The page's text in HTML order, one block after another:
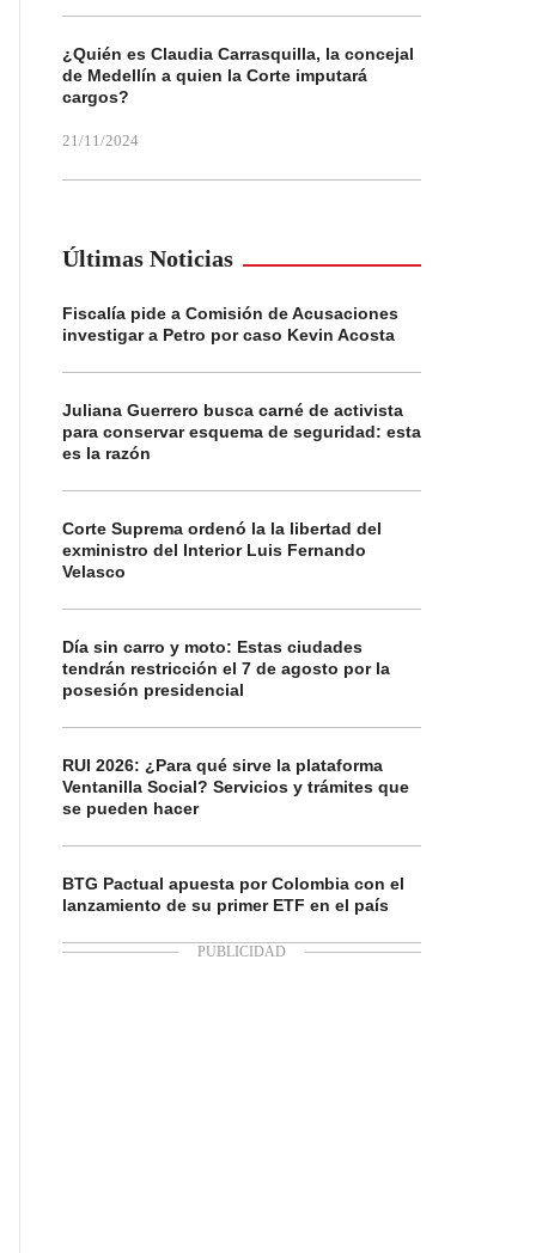
¿Quién es Claudia Carrasquilla, la concejal
de Medellín a quien la Corte imputará
cargos?
21/11/2024
Últimas Noticias
Fiscalía pide a Comisión de Acusaciones
investigar a Petro por caso Kevin Acosta
Juliana Guerrero busca carné de activista
para conservar esquema de seguridad: esta
es la razón
Corte Suprema ordenó la la libertad del
exministro del Interior Luis Fernando
Velasco
Día sin carro y moto: Estas ciudades
tendrán restricción el 7 de agosto por la
posesión presidencial
RUI 2026: ¿Para qué sirve la plataforma
Ventanilla Social? Servicios y trámites que
se pueden hacer
BTG Pactual apuesta por Colombia con el
lanzamiento de su primer ETF en el país